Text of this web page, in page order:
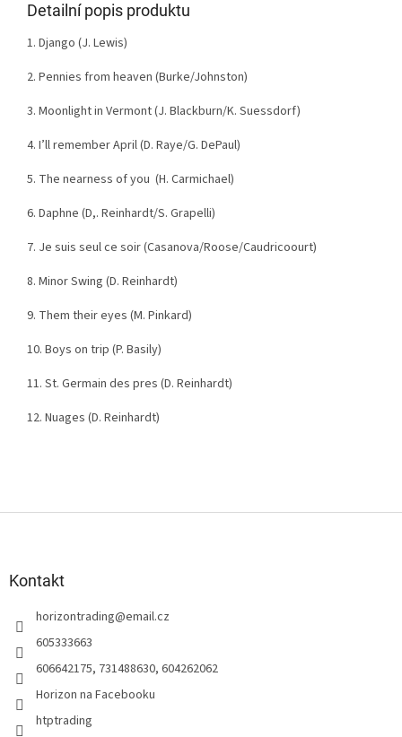
Detailní popis produktu
1. Django (J. Lewis)
2. Pennies from heaven (Burke/Johnston)
3. Moonlight in Vermont (J. Blackburn/K. Suessdorf)
4. I’ll remember April (D. Raye/G. DePaul)
5. The nearness of you (H. Carmichael)
6. Daphne (D,. Reinhardt/S. Grapelli)
7. Je suis seul ce soir (Casanova/Roose/Caudricoourt)
8. Minor Swing (D. Reinhardt)
9. Them their eyes (M. Pinkard)
10. Boys on trip (P. Basily)
11. St. Germain des pres (D. Reinhardt)
12. Nuages (D. Reinhardt)
Kontakt
horizontrading@email.cz
605333663
606642175, 731488630, 604262062
Horizon na Facebooku
htptrading